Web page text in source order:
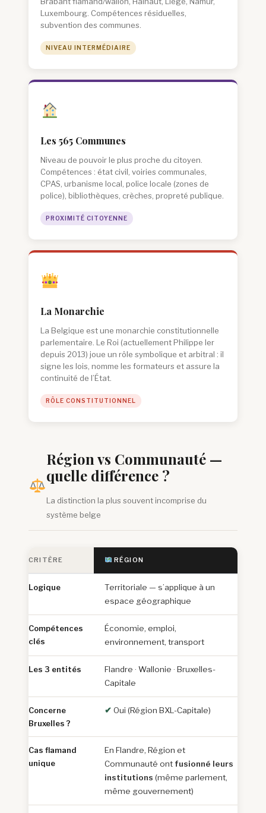
Luxembourg. Compétences résiduelles,
subvention des communes.
NIVEAU INTERMÉDIAIRE
Les 565 Communes
Niveau de pouvoir le plus proche du citoyen.
Compétences : état civil, voiries communales,
CPAS, urbanisme local, police locale (zones de
police), bibliothèques, crèches, propreté publique.
PROXIMITÉ CITOYENNE
La Monarchie
La Belgique est une monarchie constitutionnelle
parlementaire. Le Roi (actuellement Philippe Ier
depuis 2013) joue un rôle symbolique et arbitral : il
signe les lois, nomme les formateurs et assure la
continuité de l’État.
RÔLE CONSTITUTIONNEL
Région vs Communauté —
quelle différence ?
La distinction la plus souvent incomprise du
système belge
CRITÈRE RÉGION
Logique
Territoriale — s’applique à un
espace géographique
Compétences
clés
Économie, emploi,
environnement, transport
Les 3 entités
Flandre · Wallonie · Bruxelles-
Capitale
Concerne
Bruxelles ?
✔ Oui (Région BXL-Capitale)
Cas flamand
unique
En Flandre, Région et
Communauté ont fusionné leurs
institutions (même parlement,
même gouvernement)